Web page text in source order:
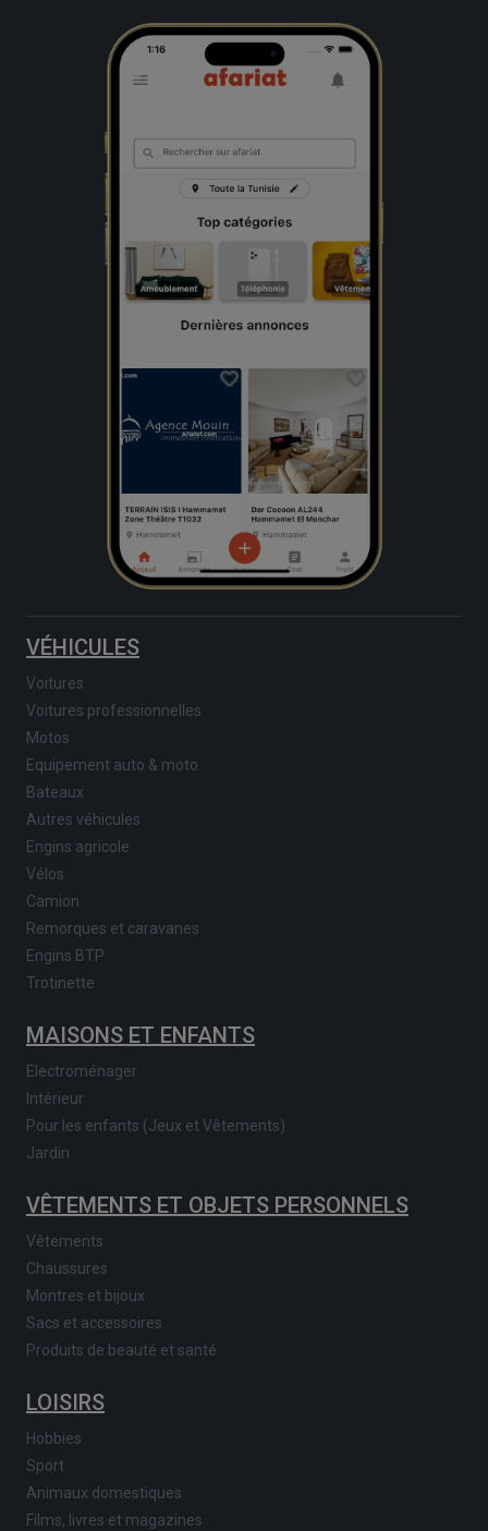
VÉHICULES
Voitures
Voitures professionnelles
Motos
Equipement auto & moto
Bateaux
Autres véhicules
Engins agricole
Vélos
Camion
Remorques et caravanes
Engins BTP
Trotinette
MAISONS ET ENFANTS
Electroménager
Intérieur
Pour les enfants (Jeux et Vêtements)
Jardin
VÊTEMENTS ET OBJETS PERSONNELS
Vêtements
Chaussures
Montres et bijoux
Sacs et accessoires
Produits de beauté et santé
LOISIRS
Hobbies
Sport
Animaux domestiques
Films, livres et magazines